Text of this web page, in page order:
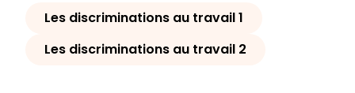
Les discriminations au travail 1
Les discriminations au travail 2